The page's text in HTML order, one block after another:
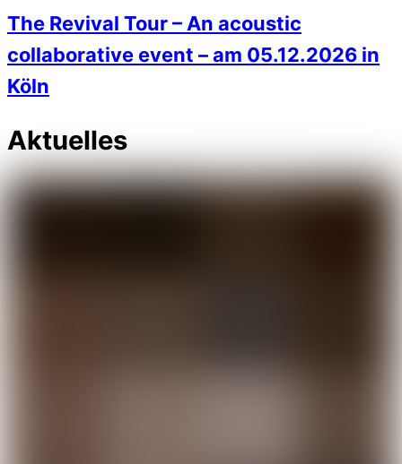
The Revival Tour – An acoustic
collaborative event – am 05.12.2026 in
Köln
Aktuelles